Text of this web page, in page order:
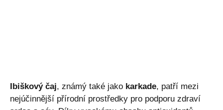
Ibiškový čaj, známý také jako karkade, patří mezi
nejúčinnější přírodní prostředky pro podporu zdraví